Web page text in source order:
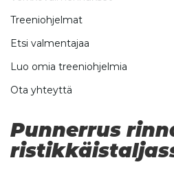
Treeniohjelmat
Etsi valmentajaa
Luo omia treeniohjelmia
Ota yhteyttä
Punnerrus